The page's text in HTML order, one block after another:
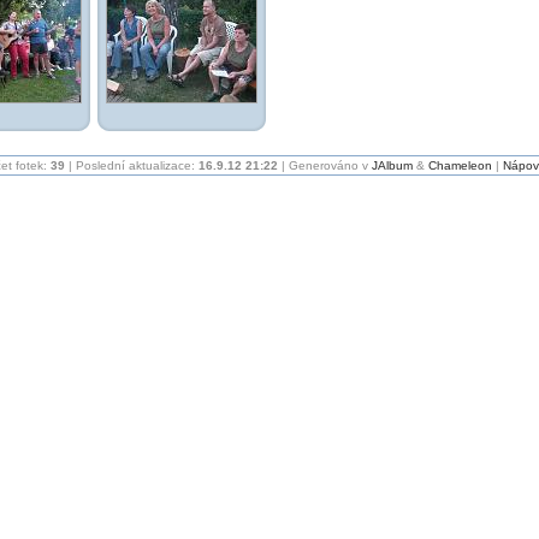
fotek: 39 | Poslední aktualizace: 16.9.12 21:22 | Generováno v JAlbum& Chameleon |